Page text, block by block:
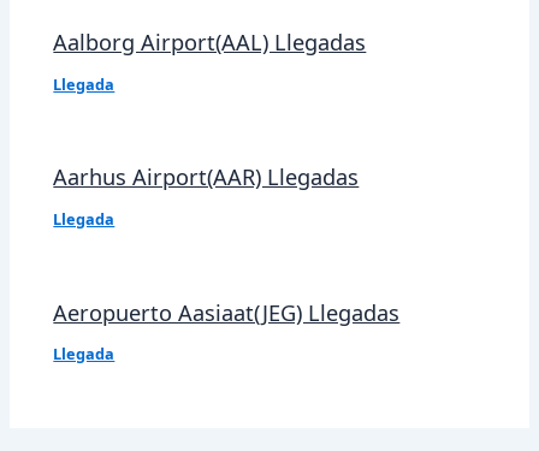
Aalborg Airport(AAL) Llegadas
Llegada
Aarhus Airport(AAR) Llegadas
Llegada
Aeropuerto Aasiaat(JEG) Llegadas
Llegada